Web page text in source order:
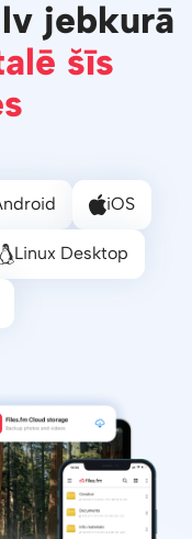
jebkurā
šīs
iOS
Linux Desktop